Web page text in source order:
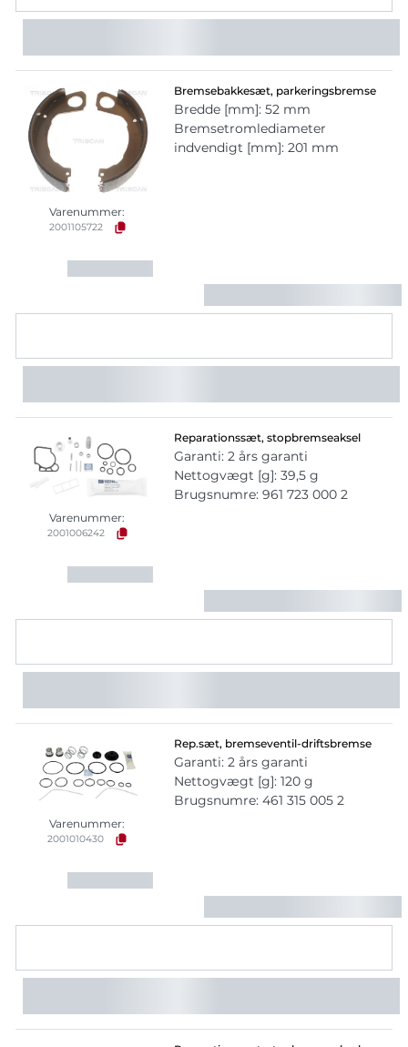
Varenummer:
2001105722
Bremsebakkesæt, parkeringsbremse
Bredde [mm]: 52 mm
Bremsetromlediameter
indvendigt [mm]: 201 mm
Varenummer:
2001006242
Reparationssæt, stopbremseaksel
Garanti: 2 års garanti
Nettogvægt [g]: 39,5 g
Brugsnumre: 961 723 000 2
Varenummer:
2001010430
Rep.sæt, bremseventil-driftsbremse
Garanti: 2 års garanti
Nettogvægt [g]: 120 g
Brugsnumre: 461 315 005 2